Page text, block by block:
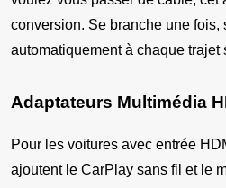
conversion. Se branche une fois,
automatiquement à chaque trajet
Adaptateurs Multimédia
Pour les voitures avec entrée
ajoutent le CarPlay sans fil et le